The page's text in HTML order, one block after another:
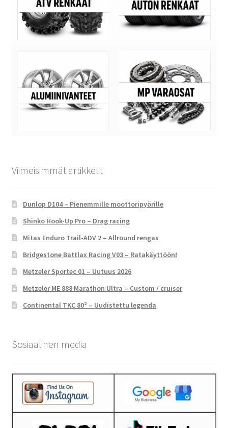
Viimeisimmät artikkelit
Dunlop D104 – Pienemmille moottoripyörille
Shinko Hook-Up Pro – Drag racing
Mitas Enduro Trail-ADV 2 – Allround rengas
Bridgestone Battlax Racing V03 – Ratakäyttöön!
Metzeler Sportec 01 – Uutuus 2026
Metzeler ME 888 Marathon Ultra – Custom / cruiser
Continental TKC 80² – Uudistettu legenda
Sosiaalinen media